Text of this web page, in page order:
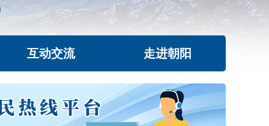
互动交流 走进朝阳